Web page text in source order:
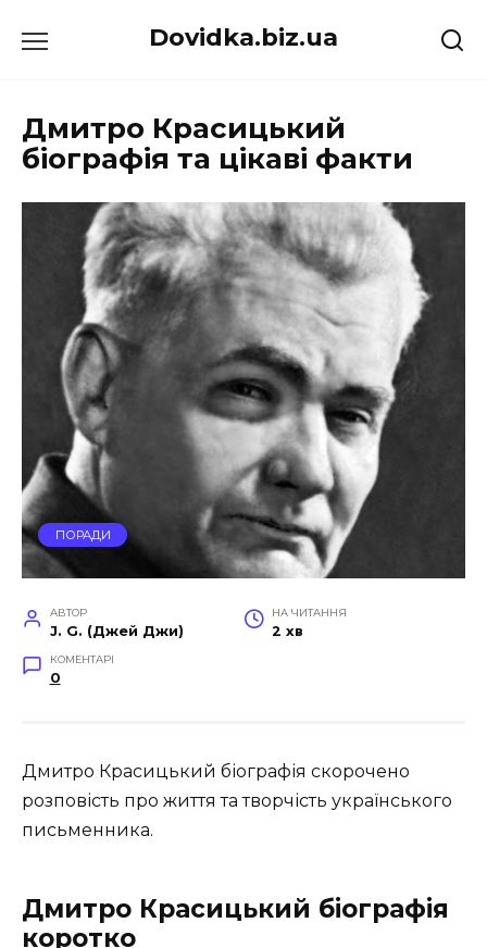
до
Dovidka.biz.ua
Дмитро Красицький
біографія та цікаві факти
ПОРАДИ
АВТОР
J. G. (Джей Джи)
НА ЧИТАННЯ
2 хв
КОМЕНТАРІ
0
Дмитро Красицький біографія скорочено
розповість про життя та творчість українського
письменника.
Дмитро Красицький біографія
коротко